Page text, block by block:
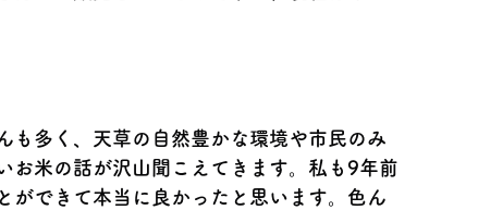
も多く、天草の自然豊かな環境や市民のみ
お米の話が沢山聞こえてきます。私も9年前
ができて本当に良かったと思います。色ん